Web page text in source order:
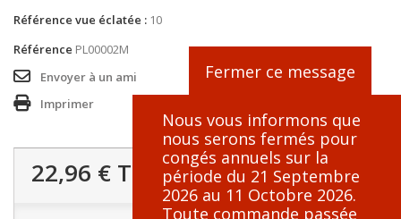
Référence vue éclatée : 10
Référence PL00002M
Envoyer à un ami
Imprimer
22,96 € TTC
Nous vous informons que
nous serons fermés pour
congés annuels sur la
période du 21 Septembre
2026 au 11 Octobre 2026.
Toute commande passée
Fermer ce message